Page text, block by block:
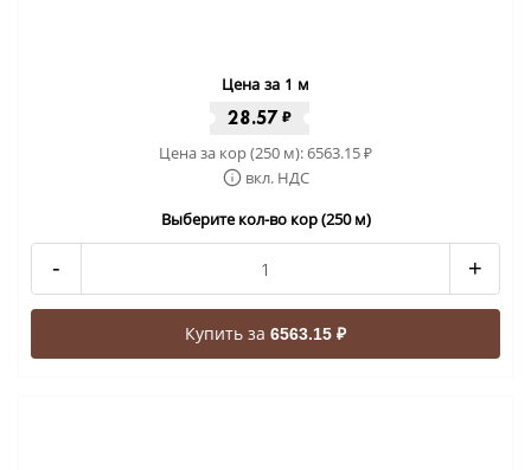
Цена за 1 м
28.57₽
Цена за кор (250 м):6563.15₽
вкл. НДС
Выберите кол-во кор (250 м)
- +
Купить за 6563.15 ₽